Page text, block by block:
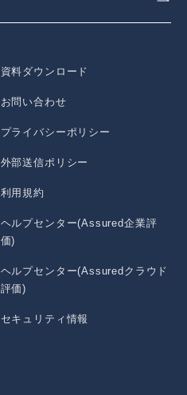
資料ダウンロード
お問い合わせ
プライバシーポリシー
外部送信ポリシー
利用規約
ヘルプセンター(Assured企業評
価)
ヘルプセンター(Assuredクラウド
評価)
セキュリティ情報